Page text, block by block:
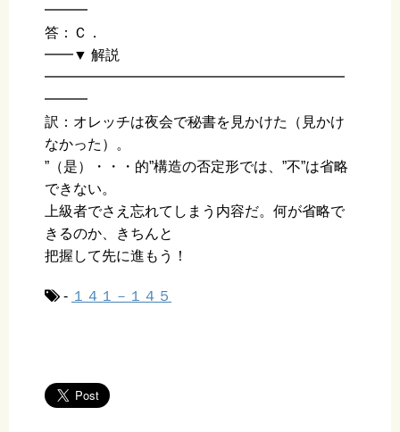
━━━
答：Ｃ．
━━▼ 解説
━━━━━━━━━━━━━━━━━━━━━
━━━
訳：オレッチは夜会で秘書を見かけた（見かけ
なかった）。
”（是）・・・的”構造の否定形では、”不”は省略
できない。
上級者でさえ忘れてしまう内容だ。何が省略で
きるのか、きちんと
把握して先に進もう！
- １４１－１４５